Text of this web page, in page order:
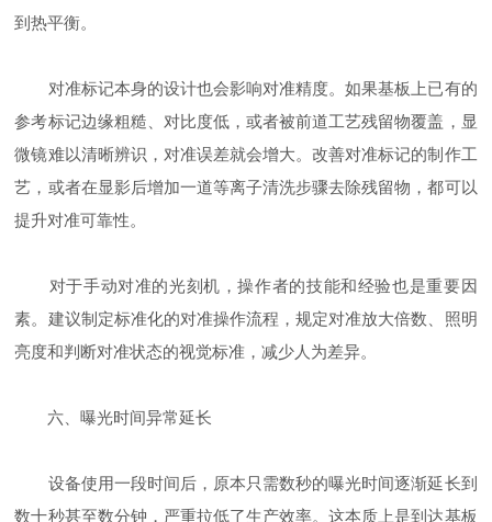
到热平衡。
对准标记本身的设计也会影响对准精度。如果基板上已有的
参考标记边缘粗糙、对比度低，或者被前道工艺残留物覆盖，显
微镜难以清晰辨识，对准误差就会增大。改善对准标记的制作工
艺，或者在显影后增加一道等离子清洗步骤去除残留物，都可以
提升对准可靠性。
对于手动对准的光刻机，操作者的技能和经验也是重要因
素。建议制定标准化的对准操作流程，规定对准放大倍数、照明
亮度和判断对准状态的视觉标准，减少人为差异。
六、曝光时间异常延长
设备使用一段时间后，原本只需数秒的曝光时间逐渐延长到
数十秒甚至数分钟，严重拉低了生产效率。这本质上是到达基板